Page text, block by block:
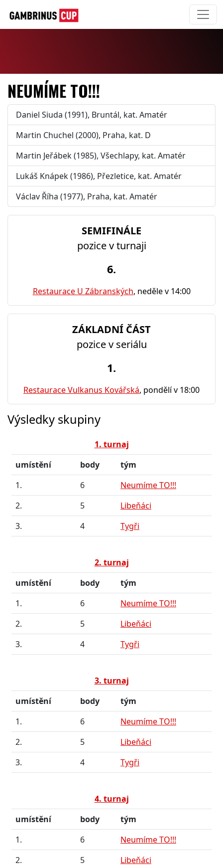
NEUMÍME TO!!!
Daniel Siuda (1991), Bruntál, kat. Amatér
Martin Chuchel (2000), Praha, kat. D
Martin Jeřábek (1985), Všechlapy, kat. Amatér
Lukáš Knápek (1986), Přezletice, kat. Amatér
Václav Říha (1977), Praha, kat. Amatér
SEMIFINÁLE
pozice v turnaji
6.
Restaurace U Zábranských, neděle v 14:00
ZÁKLADNÍ ČÁST
pozice v seriálu
1.
Restaurace Vulkanus Kovářská, pondělí v 18:00
Výsledky skupiny
1. turnaj
umístění
body
tým
1.
6
Neumíme TO!!!
2.
5
Libeňáci
3.
4 Tygři
2. turnaj
umístění
body
tým
1.
6
Neumíme TO!!!
2.
5
Libeňáci
3.
4 Tygři
3. turnaj
umístění
body
tým
1.
6
Neumíme TO!!!
2.
5
Libeňáci
3.
4 Tygři
4. turnaj
umístění
body
tým
1.
6
Neumíme TO!!!
2.
5
Libeňáci